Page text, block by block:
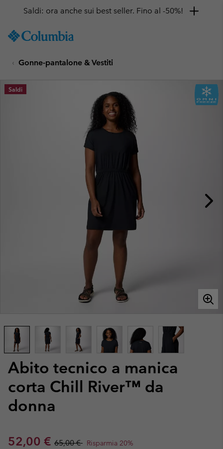
TO
SKIP
MAIN
NAV
Saldi: ora anche sui best seller. Fino al -50%!
Gonne-pantalone & Vestiti
Abito tecnico a manica
corta Chill River™ da
donna
Sale price:
52,00 € Regular price:
65,00 € Risparmia 20%
Saldi